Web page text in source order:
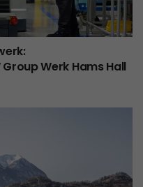
Werk Hams Hall